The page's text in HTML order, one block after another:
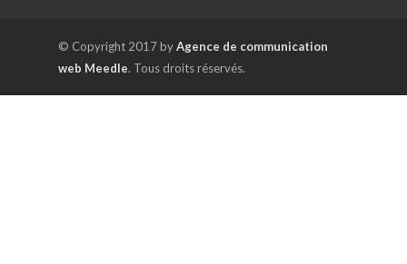
© Copyright 2017 byAgence de communication
web Meedle. Tous droits réservés.